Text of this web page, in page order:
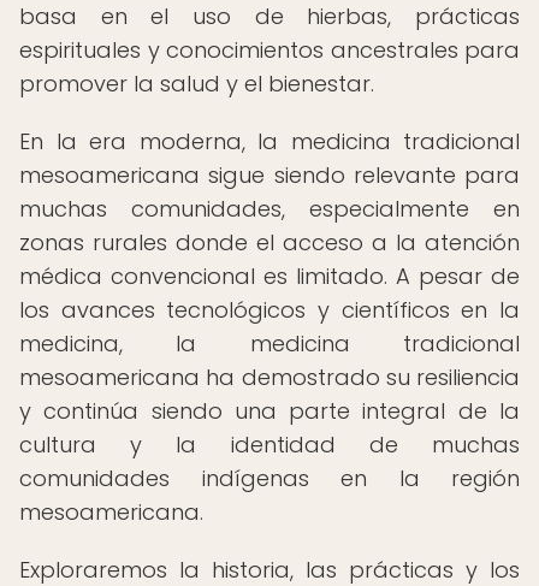
basa en el uso de hierbas, prácticas
espirituales y conocimientos ancestrales para
promover la salud y el bienestar.
En la era moderna, la medicina tradicional
mesoamericana sigue siendo relevante para
muchas comunidades, especialmente en
zonas rurales donde el acceso a la atención
médica convencional es limitado. A pesar de
los avances tecnológicos y científicos en la
medicina, la medicina tradicional
mesoamericana ha demostrado su resiliencia
y continúa siendo una parte integral de la
cultura y la identidad de muchas
comunidades indígenas en la región
mesoamericana.
Exploraremos la historia, las prácticas y los